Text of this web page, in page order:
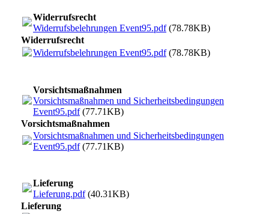
Widerrufsrecht
Widerrufsbelehrungen Event95.pdf(78.78KB)
Widerrufsrecht
Widerrufsbelehrungen Event95.pdf(78.78KB)
Vorsichtsmaßnahmen
Vorsichtsmaßnahmen und Sicherheitsbedingungen
Event95.pdf(77.71KB)
Vorsichtsmaßnahmen
Vorsichtsmaßnahmen und Sicherheitsbedingungen
Event95.pdf(77.71KB)
Lieferung
Lieferung.pdf(40.31KB)
Lieferung